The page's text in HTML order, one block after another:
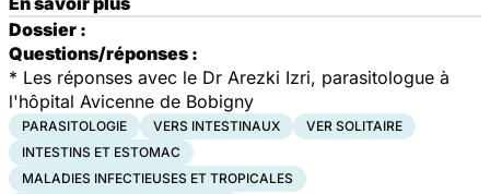
Dossier :
Questions/réponses :
* Les réponses avec le Dr Arezki Izri, parasitologue à
l'hôpital Avicenne de Bobigny
PARASITOLOGIE VERS INTESTINAUX
VER SOLITAIRE
INTESTINS ET ESTOMAC
MALADIES INFECTIEUSES ET TROPICALES